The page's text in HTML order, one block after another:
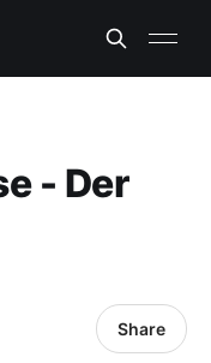
- Der
Share